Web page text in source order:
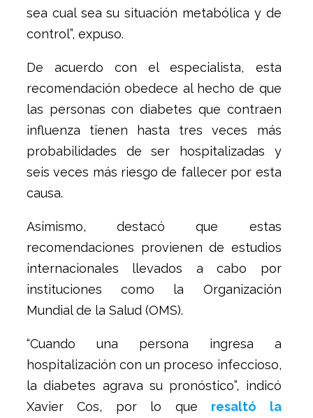
sea cual sea su situación metabólica y de
control”, expuso.
De acuerdo con el especialista, esta
recomendación obedece al hecho de que
las personas con diabetes que contraen
influenza tienen hasta tres veces más
probabilidades de ser hospitalizadas y
seis veces más riesgo de fallecer por esta
causa.
Asimismo, destacó que estas
recomendaciones provienen de estudios
internacionales llevados a cabo por
instituciones como la Organización
Mundial de la Salud (OMS).
“Cuando una persona ingresa a
hospitalización con un proceso infeccioso,
la diabetes agrava su pronóstico”, indicó
Xavier Cos, por lo que resaltó la